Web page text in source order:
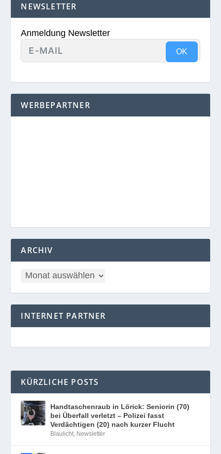
NEWSLETTER
Anmeldung Newsletter
OK
WERBEPARTNER
ARCHIV
INTERNET PARTNER
KÜRZLICHE POSTS
Handtaschenraub in Lörick: Seniorin (70)
bei Überfall verletzt – Polizei fasst
Verdächtigen (20) nach kurzer Flucht
Blaulicht Newsletter